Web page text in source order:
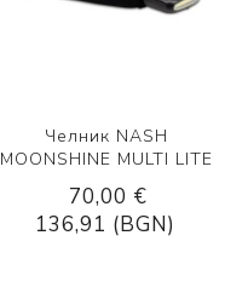
Челник NASH
MOONSHINE MULTI LITE
70,00 €
136,91 (BGN)